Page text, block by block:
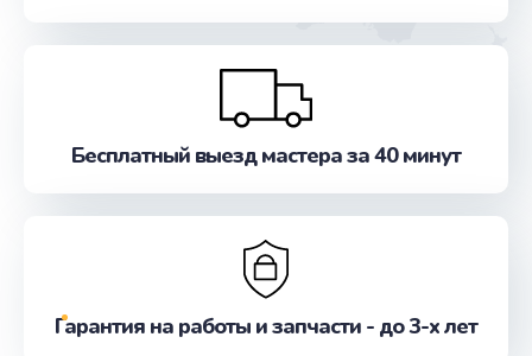
Заказать
Прошивка устройства (с сохранением данных)
от 3300 руб.
Заказать
Прошивка устройства (без сохранения данных)
от 550 руб.
Заказать
Бесплатный выезд мастера за 40 минут
Гарантия на работы и запчасти - до 3-х лет